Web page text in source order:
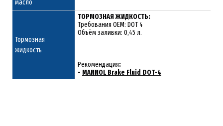
масло
Тормозная
жидкость
ТОРМОЗНАЯ ЖИДКОСТЬ:
Требования OEM: DOT 4
Объём заливки: 0,45 л.
Рекомендация:
- MANNOL Brake Fluid DOT-4